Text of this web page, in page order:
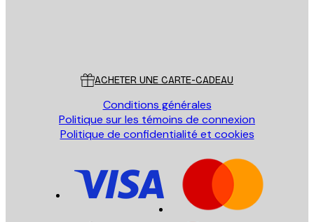
ACHETER UNE CARTE-CADEAU
Conditions générales
Politique sur les témoins de connexion
Politique de confidentialité et cookies